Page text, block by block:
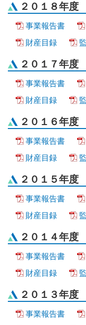
２０１８年度
事業報告書
財産目録
２０１７年度
事業報告書
財産目録
２０１６年度
事業報告書
財産目録
２０１５年度
事業報告書
財産目録
２０１４年度
事業報告書
財産目録
２０１３年度
事業報告書